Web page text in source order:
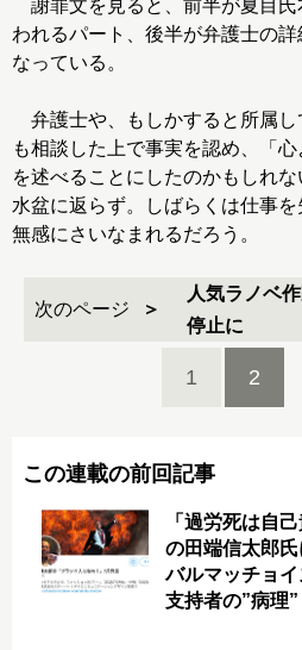
謝罪文を見ると、前半が夏目氏
われるパート、後半が弁護士の詳
なっている。
弁護士や、もしかすると所属し
も相談した上で事実を認め、「心
を述べることにしたのかもしれ
水盆に返らず。しばらくは仕事
無感にさいなまれるだろう。
次のページ
人気ラノベ
停止に
1 2
この連載の前回記事
「過労死は自
の田端信太郎
バルマッチョ
支持者の”病理